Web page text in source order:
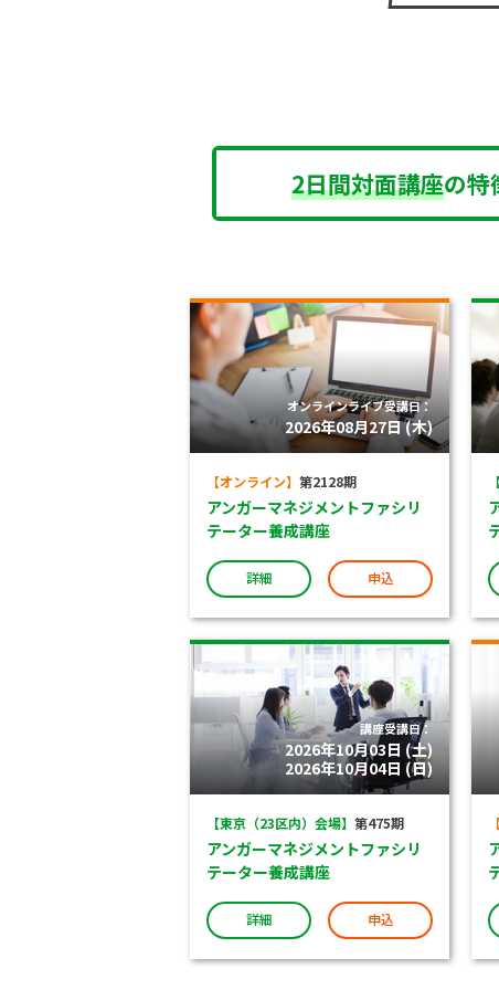
2日間対面講座の特
オンラインライブ受講日：
2026年08月27日 (木)
【オンライン】 第2128期
アンガーマネジメントファシリ
テーター養成講座
詳細 申込
講座受講日：
2026年10月03日 (土)
2026年10月04日 (日)
【東京（23区内）会場】 第475期
アンガーマネジメントファシリ
テーター養成講座
詳細 申込